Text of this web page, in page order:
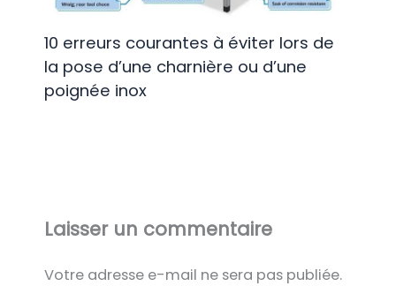
10 erreurs courantes à éviter lors de
la pose d’une charnière ou d’une
poignée inox
Laisser un commentaire
Votre adresse e-mail ne sera pas publiée.